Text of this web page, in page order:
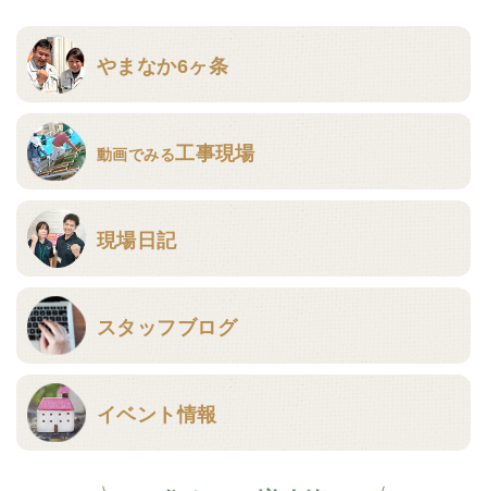
やまなか6ヶ条
動画でみる工事現場
現場日記
スタッフブログ
イベント情報